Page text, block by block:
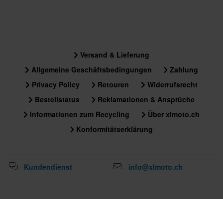
Versand & Lieferung
Allgemeine Geschäftsbedingungen
Zahlung
Privacy Policy
Retouren
Widerrufsrecht
Bestellstatus
Reklamationen & Ansprüche
Informationen zum Recycling
Über xlmoto.ch
Konformitätserklärung
Kundendienst info@xlmoto.ch